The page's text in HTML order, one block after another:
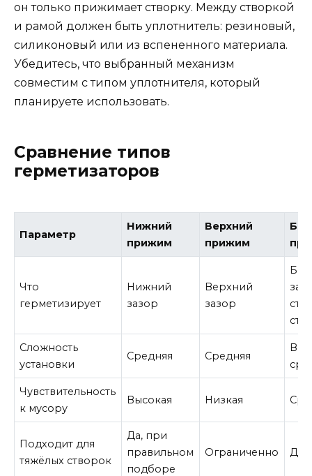
он только прижимает створку. Между створкой
и рамой должен быть уплотнитель: резиновый,
силиконовый или из вспененного материала.
Убедитесь, что выбранный механизм
совместим с типом уплотнителя, который
планируете использовать.
Сравнение типов
герметизаторов
Параметр
Нижний
прижим
Верхний
прижим
Что
герметизирует
Нижний
зазор
Верхний
зазор
Сложность
установки
Средняя Средняя
Чувствительность
к мусору
Высокая Низкая
Подходит для
тяжёлых створок
Да, при
правильном
подборе
Ограниченно Да